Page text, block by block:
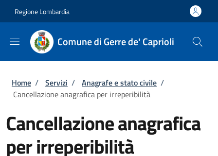
Regione Lombardia
Comune di Gerre de' Caprioli
Briciole di pane
Home / Servizi / Anagrafe e stato civile /
Cancellazione anagrafica per irreperibilità
Cancellazione anagrafica
per irreperibilità